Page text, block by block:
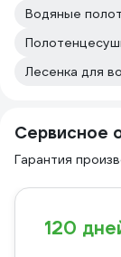
Водяные
Сервисное
Гарантия
120